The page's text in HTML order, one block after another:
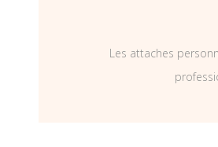
Les attaches